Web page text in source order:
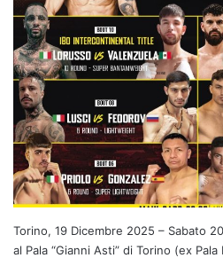
Torino, 19 Dicembre 2025 – Sabato
al Pala “Gianni Asti” di Torino (ex